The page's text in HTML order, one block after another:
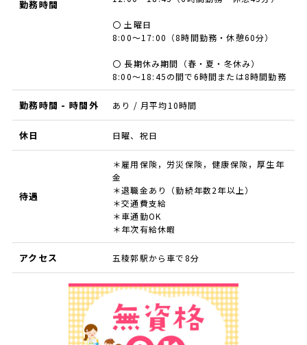
勤務時間
〇 土曜日
8:00～17:00（8時間勤務・休憩60分）
〇 長期休み期間（春・夏・冬休み）
8:00～18:45の間で6時間または8時間勤務
勤務時間 - 時間外 あり / 月平均10時間
休日 日曜、祝日
待遇
＊雇用保険，労災保険，健康保険，厚生年
金
＊退職金あり（勤続年数2年以上）
＊交通費支給
＊車通勤OK
＊年次有給休暇
アクセス 五稜郭駅から車で8分